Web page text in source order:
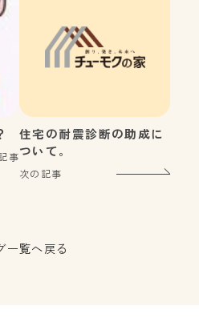
事
住宅の耐震診断の助成に
ついて。
次の記事
一覧へ戻る